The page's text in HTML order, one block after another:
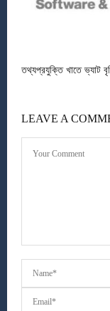
তথ্যপ্রযুক্তি খাতে ভ্যাট
LEAVE A